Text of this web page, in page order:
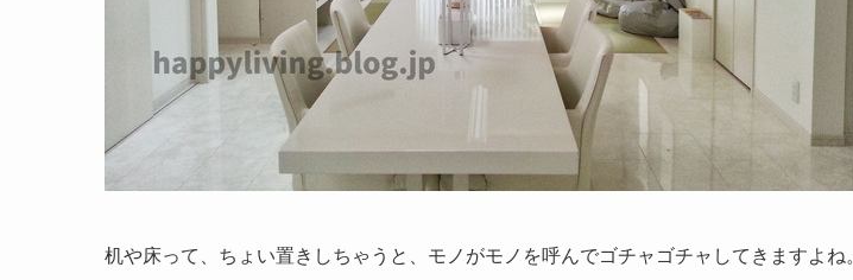
机や床って、ちょい置きしちゃうと、モノがモノを呼んでゴチャゴチャしてきますよね。